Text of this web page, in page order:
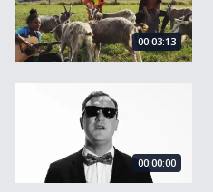
00:03:13
Des bernois font du rock
00:00:00